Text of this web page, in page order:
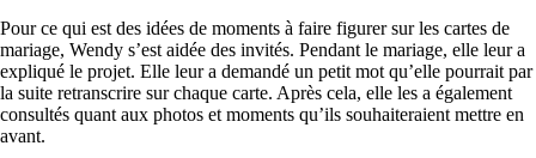
Pour ce qui est des idées de moments à faire figurer sur les cartes de
mariage, Wendy s’est aidée des invités. Pendant le mariage, elle leur a
expliqué le projet. Elle leur a demandé un petit mot qu’elle pourrait par
la suite retranscrire sur chaque carte. Après cela, elle les a également
consultés quant aux photos et moments qu’ils souhaiteraient mettre en
avant.